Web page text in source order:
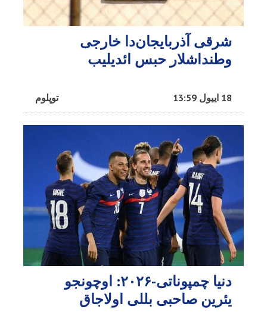
شرقی آذربایجان‌دا خارجی
وطنداشلار حبس ائدیلیب
توپلوم 18 اییول 13:59
دنیا چمپوناتی-۲۰۲۶: اوچونجو
یئرین صاحبی بللی اولاجاق